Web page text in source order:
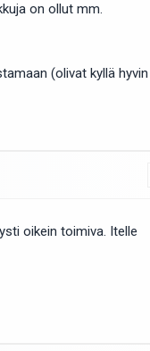
on ollut mm.
(olivat kyllä hyvin
oikein toimiva. Itelle